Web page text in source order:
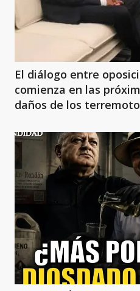
El diálogo entre
comienza en las
daños de los